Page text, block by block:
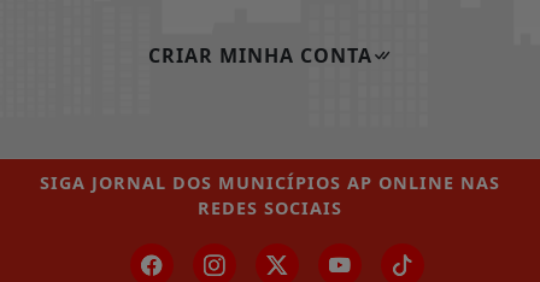
CRIAR MINHA CONTA
SIGA JORNAL DOS MUNICÍPIOS AP ONLINE NAS
REDES SOCIAIS